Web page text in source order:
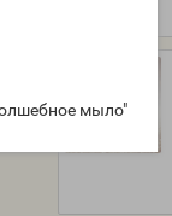
мыло"